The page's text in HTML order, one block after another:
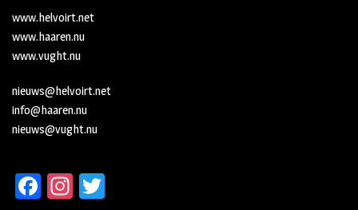
www.helvoirt.net
www.haaren.nu
www.vught.nu
nieuws@helvoirt.net
info@haaren.nu
nieuws@vught.nu
Fa In